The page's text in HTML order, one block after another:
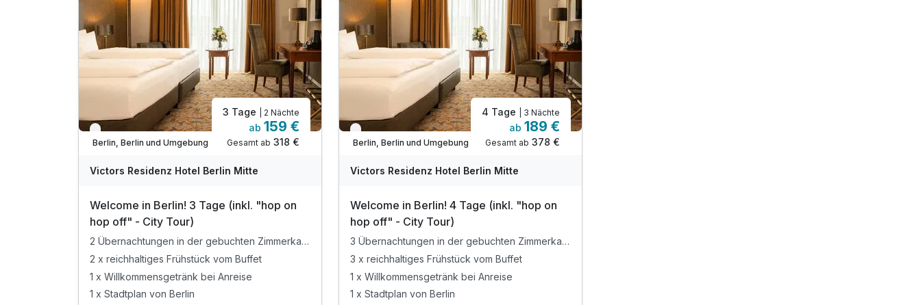
inkl. bis 50% Rabatt in 200 Sehenswürdigkeiten*
1 x Stadtplan von Berlin
inkl. WLAN-Nutzung im gesamten Hotel
Gratis Phone Flat-kostenfreies Telefonieren
1 x Stadtplan von Berlin
inkl. WLAN-Nutzung im gesamten Hotel
Gratis Phone Flat-kostenfreies Telefonieren
Verfügbar bis Dezember
Berlin, Berlin und Umgebung
3 Tage | 2 Nächte
ab 159 €
Gesamt ab 318 €
Victors Residenz Hotel Berlin Mitte
Welcome in Berlin! 3 Tage (inkl. "hop on
hop off" - City Tour)
2 Übernachtungen in der gebuchten Zimmerkategorie
2 x reichhaltiges Frühstück vom Buffet
1 x Willkommensgetränk bei Anreise
1 x Stadtplan von Berlin
Verfügbar bis Dezember
Berlin, Berlin und Umgebung
4 Tage | 3 Nächte
ab 189 €
Gesamt ab 378 €
Victors Residenz Hotel Berlin Mitte
Welcome in Berlin! 4 Tage (inkl. "hop on
hop off" - City Tour)
3 Übernachtungen in der gebuchten Zimmerkategorie
3 x reichhaltiges Frühstück vom Buffet
1 x Willkommensgetränk bei Anreise
1 x Stadtplan von Berlin